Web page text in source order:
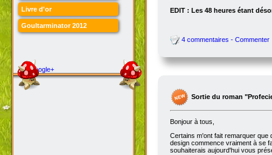
Livre d'or
Goultarminator 2012
Google+
EDIT : Les 48 heures étant
4 commentaires - Commenter
Sortie du roman
Bonjour à tous,
Certains m'ont fait remarquer que
design commence vraiment à se
souhaiterais aujourd'hui vous